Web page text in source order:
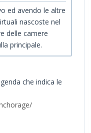
ed avendo le altre
nascoste nel
delle camere
principale.
che indica le